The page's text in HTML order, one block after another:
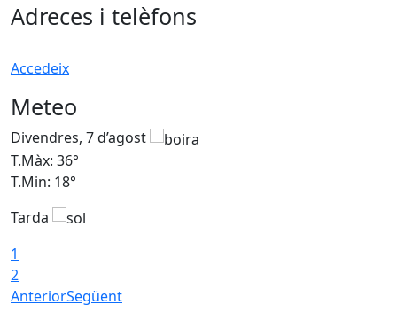
Adreces i telèfons
Accedeix
Meteo
Divendres, 7 d’agost
T.Màx: 36°
T.Min: 18°
Tarda
1
2
AnteriorSegüent